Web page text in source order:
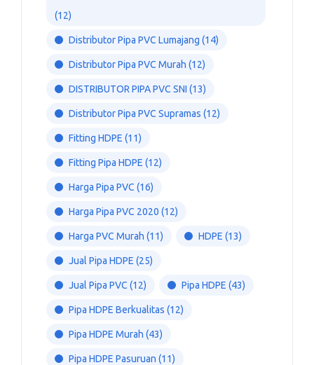
(12)
Distributor Pipa PVC Lumajang (14)
Distributor Pipa PVC Murah (12)
DISTRIBUTOR PIPA PVC SNI (13)
Distributor Pipa PVC Supramas (12)
Fitting HDPE (11)
Fitting Pipa HDPE (12)
Harga Pipa PVC (16)
Harga Pipa PVC 2020 (12)
Harga PVC Murah (11) HDPE (13)
Jual Pipa HDPE (25)
Jual Pipa PVC (12) Pipa HDPE (43)
Pipa HDPE Berkualitas (12)
Pipa HDPE Murah (43)
Pipa HDPE Pasuruan (11)